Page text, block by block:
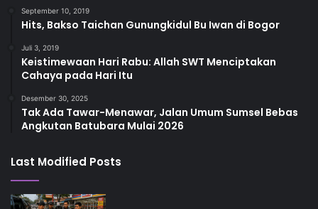
September 10, 2019
Hits, Bakso Taichan Gunungkidul Bu Iwan di Bogor
Juli 3, 2019
Keistimewaan Hari Rabu: Allah SWT Menciptakan
Cahaya pada Hari Itu
Desember 30, 2025
Tak Ada Tawar-Menawar, Jalan Umum Sumsel Bebas
Angkutan Batubara Mulai 2026
Last Modified Posts